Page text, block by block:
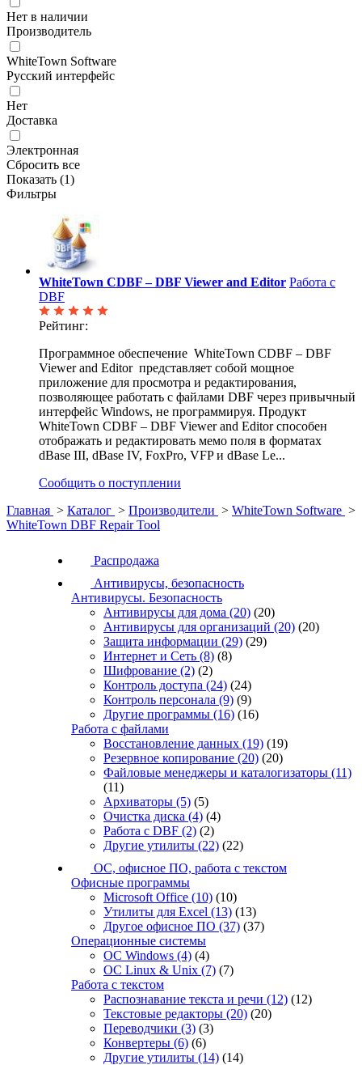
Нет в наличии
Производитель
WhiteTown Software
Русский интерфейс
Нет
Доставка
Электронная
Сбросить все
Показать (1)
Фильтры
WhiteTown CDBF – DBF Viewer and Editor Работа с
DBF
Рейтинг:
Программное обеспечение WhiteTown CDBF – DBF
Viewer and Editor представляет собой мощное
приложение для просмотра и редактирования,
позволяющее работать с файлами DBF через привычный
интерфейс Windows, не программируя. Продукт
WhiteTown CDBF – DBF Viewer and Editor способен
отображать и редактировать мемо поля в форматах
dBase III, dBase IV, FoxPro, VFP и dBase Le...
Сообщить о поступлении
Главная > Каталог > Производители > WhiteTown Software >
WhiteTown DBF Repair Tool
Распродажа
Антивирусы, безопасность
Антивирусы. Безопасность
Антивирусы для дома (20) (20)
Антивирусы для организаций (20) (20)
Защита информации (29) (29)
Интернет и Сеть (8) (8)
Шифрование (2) (2)
Контроль доступа (24) (24)
Контроль персонала (9) (9)
Другие программы (16) (16)
Работа с файлами
Восстановление данных (19) (19)
Резервное копирование (20) (20)
Файловые менеджеры и каталогизаторы (11)
(11)
Архиваторы (5) (5)
Очистка диска (4) (4)
Работа с DBF (2) (2)
Другие утилиты (22) (22)
ОС, офисное ПО, работа с текстом
Офисные программы
Microsoft Office (10) (10)
Утилиты для Excel (13) (13)
Другое офисное ПО (37) (37)
Операционные системы
ОС Windows (4) (4)
ОС Linux & Unix (7) (7)
Работа с текстом
Распознавание текста и речи (12) (12)
Текстовые редакторы (20) (20)
Переводчики (3) (3)
Конвертеры (6) (6)
Другие утилиты (14) (14)